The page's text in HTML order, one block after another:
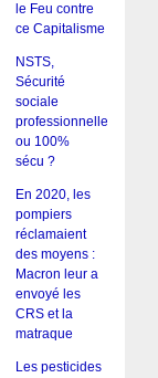
le Feu contre
ce Capitalisme
NSTS,
Sécurité
sociale
professionnelle
ou 100%
sécu ?
En 2020, les
pompiers
réclamaient
des moyens :
Macron leur a
envoyé les
CRS et la
matraque
Les pesticides